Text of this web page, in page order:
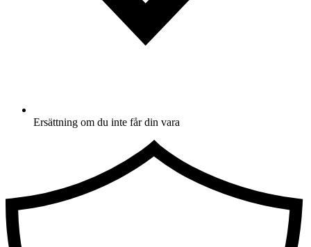
Ersättning om du inte får din vara